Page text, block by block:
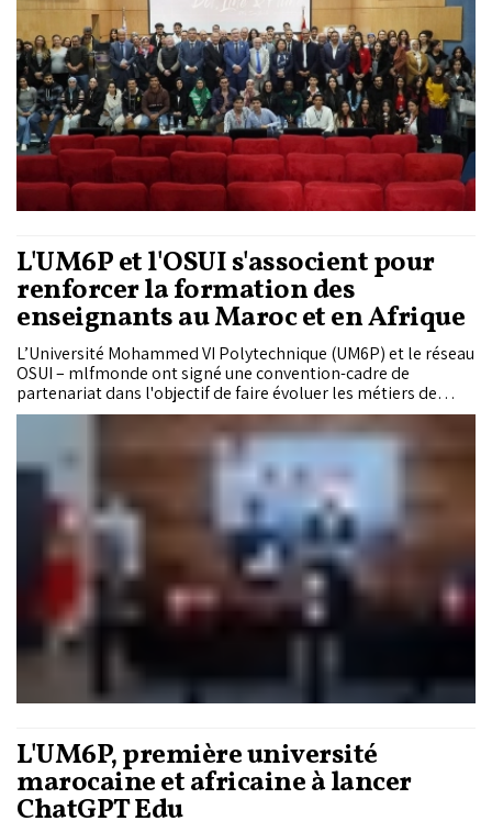
L'UM6P et l'OSUI s'associent pour
renforcer la formation des
enseignants au Maroc et en Afrique
L’Université Mohammed VI Polytechnique (UM6P) et le réseau
OSUI – mlfmonde ont signé une convention-cadre de
partenariat dans l'objectif de faire évoluer les métiers de
l’éducation et de proposer une base innovante pour la
formation et le développement professionnel des
enseignants et des acteurs de l’éducation au Maroc et en
Afrique.
L'UM6P, première université
marocaine et africaine à lancer
ChatGPT Edu